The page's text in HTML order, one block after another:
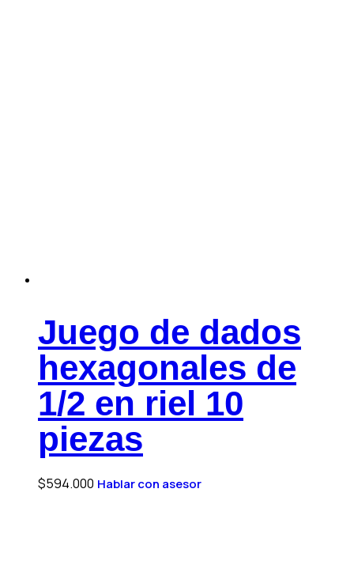
Juego de dados
hexagonales de
1/2 en riel 10
piezas
$594.000 Hablar con asesor